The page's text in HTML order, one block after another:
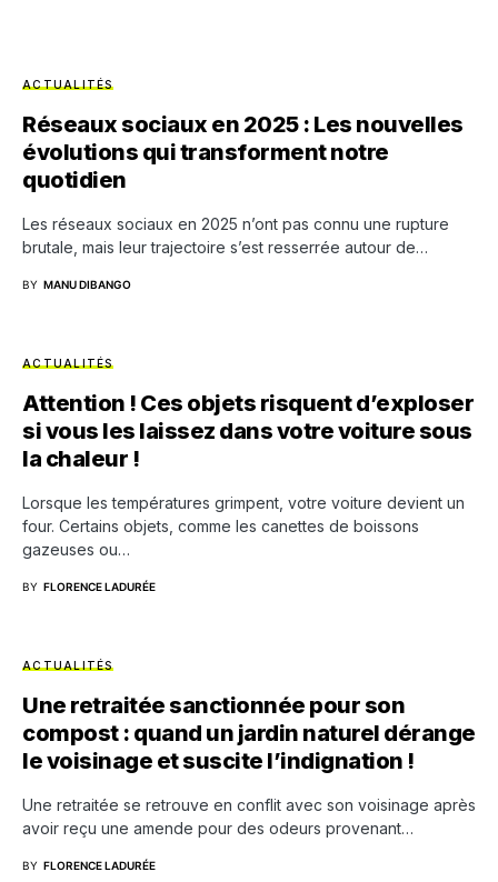
ACTUALITÉS
Réseaux sociaux en 2025 : Les nouvelles
évolutions qui transforment notre
quotidien
Les réseaux sociaux en 2025 n’ont pas connu une rupture
brutale, mais leur trajectoire s’est resserrée autour de…
BY MANU DIBANGO
ACTUALITÉS
Attention ! Ces objets risquent d’exploser
si vous les laissez dans votre voiture sous
la chaleur !
Lorsque les températures grimpent, votre voiture devient un
four. Certains objets, comme les canettes de boissons
gazeuses ou…
BY FLORENCE LADURÉE
ACTUALITÉS
Une retraitée sanctionnée pour son
compost : quand un jardin naturel dérange
le voisinage et suscite l’indignation !
Une retraitée se retrouve en conflit avec son voisinage après
avoir reçu une amende pour des odeurs provenant…
BY FLORENCE LADURÉE